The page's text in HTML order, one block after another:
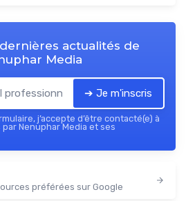
actualités de
Media
➔ Je m'inscris
j’accepte d’être contacté(e) à
Nenuphar Media et ses
préférées sur Google